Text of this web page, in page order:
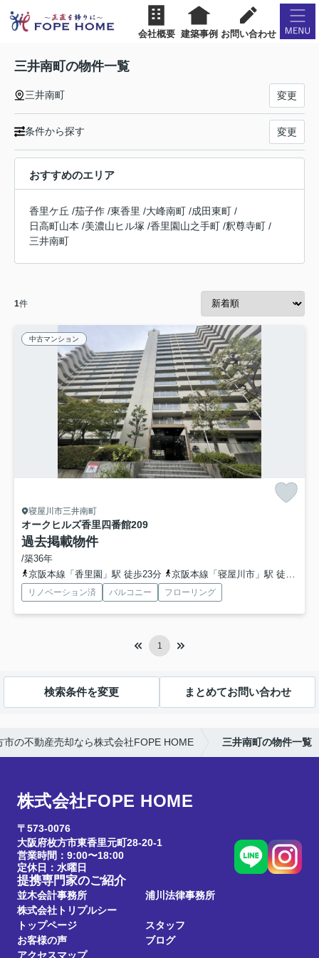
会社概要 建築事例 お問い合わせ
三井南町の物件一覧
三井南町 変更
条件から探す 変更
おすすめのエリア
香里ケ丘 /茄子作 /東香里 /大峰南町 /成田東町 /
日高町山本 /美濃山ヒル塚 /香里園山之手町 /釈尊寺町 /
三井南町
1件
中古マンション
寝屋川市三井南町
オークヒルズ香里四番館209
過去掲載物件
/築36年
京阪本線「香里園」駅 徒歩23分
京阪本線「寝屋川市」駅 徒歩29分
リノベーション済 バルコニー フローリング
1
検索条件を変更 まとめてお問い合わせ
市の不動産売却なら株式会社FOPE HOME 三井南町の物件一覧
株式会社FOPE HOME
〒573-0076
大阪府枚方市東香里元町28-20-1
営業時間：9:00〜18:00
定休日：水曜日
提携専門家のご紹介
並木会計事務所
浦川法律事務所
株式会社トリプルシー
トップページ
スタッフ
お客様の声
ブログ
アクセスマップ